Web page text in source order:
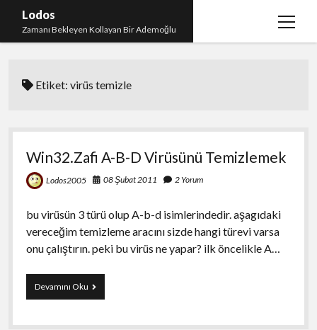
Lodos
Zamanı Bekleyen Kollayan Bir Ademoğlu
menüyü
test
Etiket:virüs temizle
Win32.Zafi A-B-D Virüsünü Temizlemek
Lodos2005 08 Şubat 2011 2 Yorum
bu virüsün 3 türü olup A-b-d isimlerindedir. aşagıdaki
vereceğim temizleme aracını sizde hangi türevi varsa
onu çalıştırın. peki bu virüs ne yapar? ilk öncelikle A…
Devamını OkuWin32.Zafi
A-
D